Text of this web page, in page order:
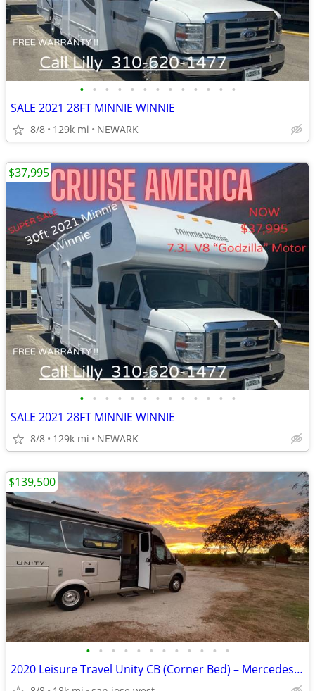
• • • • • • • • • • • • •
SALE 2021 28FT MINNIE WINNIE
8/8 129k mi NEWARK
• • • • • • • • • • • • •
SALE 2021 28FT MINNIE WINNIE
8/8 129k mi NEWARK
$37,995
• • • • • • • • • • • •
2020 Leisure Travel Unity CB (Corner Bed) – Mercedes Sprinter 3500XD
$139,500